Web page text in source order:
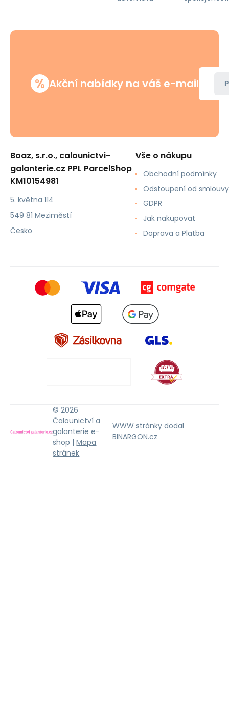
% Akční nabídky na váš e-mail
Boaz, s.r.o., calounictvi-
galanterie.cz PPL ParcelShop
KM10154981
5. května 114
549 81 Meziměstí
Česko
Vše o nákupu
Obchodní podmínky
Odstoupení od smlouvy
GDPR
Jak nakupovat
Doprava a Platba
© 2026
Čalounictví a
galanterie e-
shop |Mapa
stránek
WWW stránky dodal
BINARGON.cz